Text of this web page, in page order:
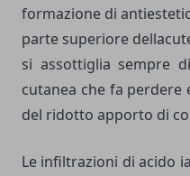
formazione di
parte superiore
si assottiglia sempre
cutanea che fa perdere
del ridotto apporto di
Le infiltrazioni di acido